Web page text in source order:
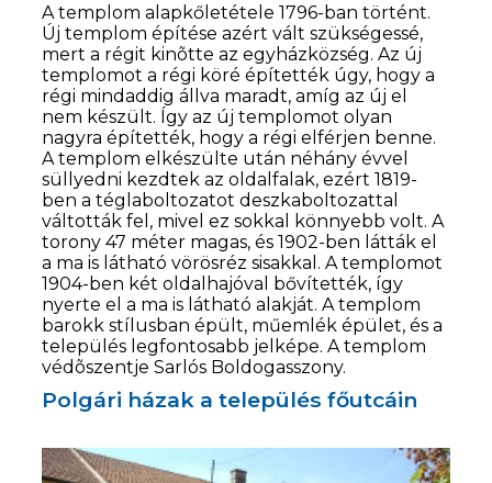
A templom alapkőletétele 1796-ban történt.
Új templom építése azért vált szükségessé,
mert a régit kinõtte az egyházközség. Az új
templomot a régi köré építették úgy, hogy a
régi mindaddig állva maradt, amíg az új el
nem készült. Így az új templomot olyan
nagyra építették, hogy a régi elférjen benne.
A templom elkészülte után néhány évvel
süllyedni kezdtek az oldalfalak, ezért 1819-
ben a téglaboltozatot deszkaboltozattal
váltották fel, mivel ez sokkal könnyebb volt. A
torony 47 méter magas, és 1902-ben látták el
a ma is látható vörösréz sisakkal. A templomot
1904-ben két oldalhajóval bővítették, így
nyerte el a ma is látható alakját. A templom
barokk stílusban épült, műemlék épület, és a
település legfontosabb jelképe. A templom
védõszentje Sarlós Boldogasszony.
Polgári házak a település főutcáin